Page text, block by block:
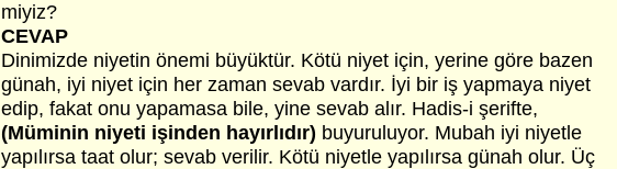
miyiz?
CEVAP
Dinimizde niyetin önemi büyüktür. Kötü niyet için, yerine göre bazen
günah, iyi niyet için her zaman sevab vardır. İyi bir iş yapmaya niyet
edip, fakat onu yapamasa bile, yine sevab alır. Hadis-i şerifte,
(Müminin niyeti işinden hayırlıdır) buyuruluyor. Mubah iyi niyetle
yapılırsa taat olur; sevab verilir. Kötü niyetle yapılırsa günah olur. Üç